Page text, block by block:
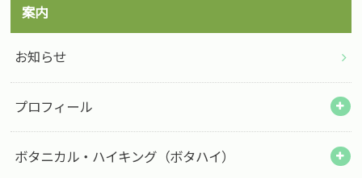
案内
お知らせ
プロフィール
ボタニカル・ハイキング（ボタハイ）